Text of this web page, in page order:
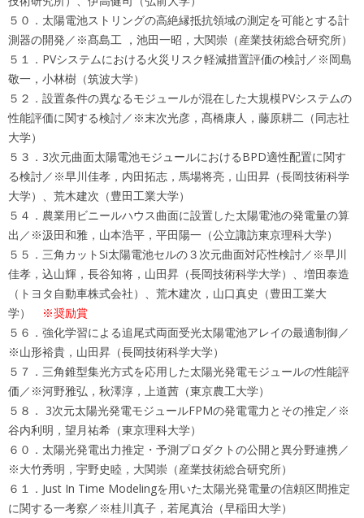
５０．太陽電池ストリングの高絶縁抵抗領域の測定を可能とする計
測器の開発／※髙島工 ，池田一昭，大関崇（産業技術総合研究所）
５１．PVシステムにおける火災リスク軽減措置評価の検討／※岡島
敬一，小林樹（筑波大学）
５２．設置条件の異なるモジュールが混在した大規模PVシステムの
性能評価に関する検討／※末次光彦，髙橋康人，藤原耕二（同志社
大学）
５３．3次元曲面太陽電池モジュールにおけるBPD適性配置に関す
る検討／※早川佳孝，内田拓志，馬場将亮，山田昇（長岡技術科学
大学）、荒木建次（豊田工業大学）
５４．農業用ビニールハウス曲面に設置した太陽電池の発電量の算
出／※汲田和雅，山本浩平，平田陽一（公立諏訪東京理科大学）
５５．三角カットSi太陽電池セルの３次元曲面対応性検討／※早川
佳孝，込山輝，長谷知将，山田昇（長岡技術科学大学）、増田泰造
（トヨタ自動車株式会社）、荒木建次，山口真史（豊田工業大
学）
※奨励賞
５６．強化学習による追尾式両面受光太陽電池アレイの最適制御／
※山形裕貴，山田昇（長岡技術科学大学）
５７．三角錐型集光方式を応用した太陽光発電モジュールの性能評
価／※河野雅弘，秋澤淳，上道茜（東京農工大学）
５８． 3次元太陽光発電モジュールFPMの発電電力とその推定／※
谷内利明，望月祐希（東京理科大学）
６０．太陽光発電出力推定・予測プロダクトの公開と異分野連携／
※大竹秀明，宇野史睦，大関崇（産業技術総合研究所）
６１．Just In Time Modelingを用いた太陽光発電量の信頼区間推定
に関する一考察／※桂川真子，若尾真治（早稲田大学）